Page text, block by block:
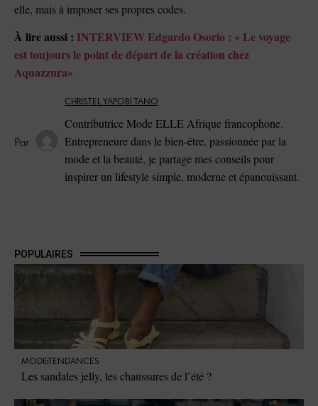
elle, mais à imposer ses propres codes.
À lire aussi : INTERVIEW Edgardo Osorio : « Le voyage
est toujours le point de départ de la création chez
Aquazzura»
CHRISTEL YAPOBI TANO
Contributrice Mode ELLE Afrique francophone.
Entrepreneure dans le bien-être, passionnée par la
mode et la beauté, je partage mes conseils pour
inspirer un lifestyle simple, moderne et épanouissant.
POPULAIRES
MODE TENDANCES
Les sandales jelly, les chaussures de l’été ?